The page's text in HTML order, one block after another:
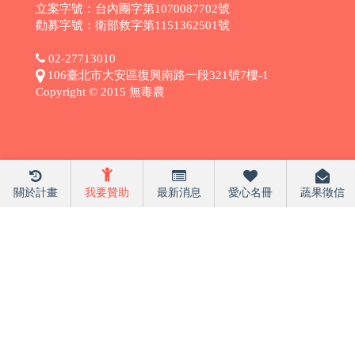
關於計畫 我要贊助 最新消息 愛心名冊 蔬果徵信
立案字號：台內團字第1070087702號
勸募字號：衛部救字第1151362501號
02-27713010
106臺北市大安區復興南路一段321號7樓-1
Copyright © 2015 無毒農